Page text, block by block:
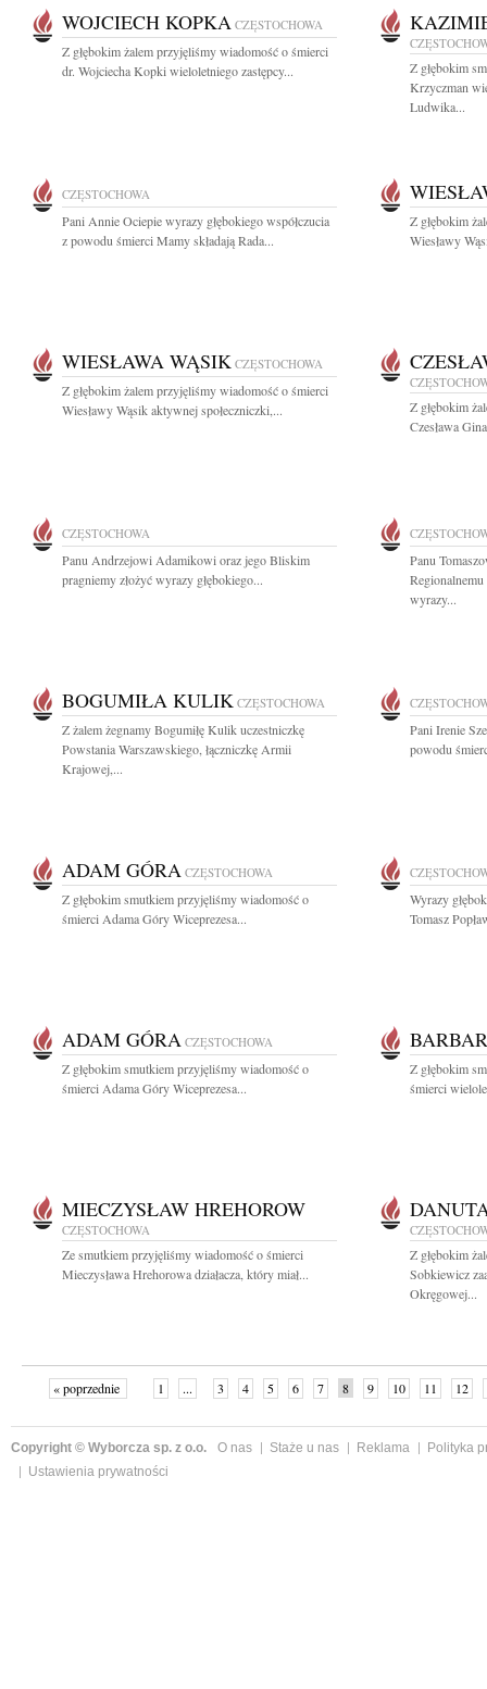
WOJCIECH KOPKA CZĘSTOCHOWA
Z głębokim żalem przyjęliśmy wiadomość o śmierci
dr. Wojciecha Kopki wieloletniego zastępcy...
Z głębokim
Krzyczman
Ludwika...
CZĘSTOCHOWA
Pani Annie Ociepie wyrazy głębokiego współczucia
z powodu śmierci Mamy składają Rada...
Z głębokim
Wiesławy
WIESŁAWA WĄSIK CZĘSTOCHOWA
Z głębokim żalem przyjęliśmy wiadomość o śmierci
Wiesławy Wąsik aktywnej społeczniczki,...
Z głębokim
Czesława
CZĘSTOCHOWA
Panu Andrzejowi Adamikowi oraz jego Bliskim
pragniemy złożyć wyrazy głębokiego...
Panu
wyrazy...
BOGUMIŁA KULIK CZĘSTOCHOWA
Z żalem żegnamy Bogumiłę Kulik uczestniczkę
Powstania Warszawskiego, łączniczkę Armii
Krajowej,...
Pani Irenie
powodu
ADAM GÓRA CZĘSTOCHOWA
Z głębokim smutkiem przyjęliśmy wiadomość o
śmierci Adama Góry Wiceprezesa...
Wyrazy
Tomasz
ADAM GÓRA CZĘSTOCHOWA
Z głębokim smutkiem przyjęliśmy wiadomość o
śmierci Adama Góry Wiceprezesa...
Z głębokim
śmierci
MIECZYSŁAW HREHOROW
CZĘSTOCHOWA
Ze smutkiem przyjęliśmy wiadomość o śmierci
Mieczysława Hrehorowa działacza, który miał...
Z głębokim
Sobkiewicz
Okręgowej...
« poprzednie 1 ... 3 4 5 6 7 8 9 10 11 12
Copyright © Wyborcza sp. z o.o. O nas Staże u nas Reklama
Polityka
Ustawienia prywatności